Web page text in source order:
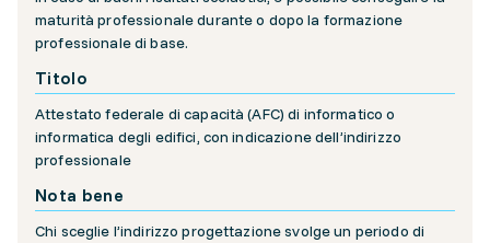
maturità professionale durante o dopo la formazione
professionale di base.
Titolo
Attestato federale di capacità (AFC) di informatico o
informatica degli edifici, con indicazione dell’indirizzo
professionale
Nota bene
Chi sceglie l’indirizzo progettazione svolge un periodo di